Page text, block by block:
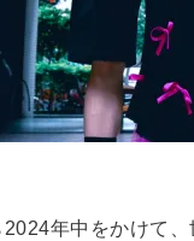
年中をかけて